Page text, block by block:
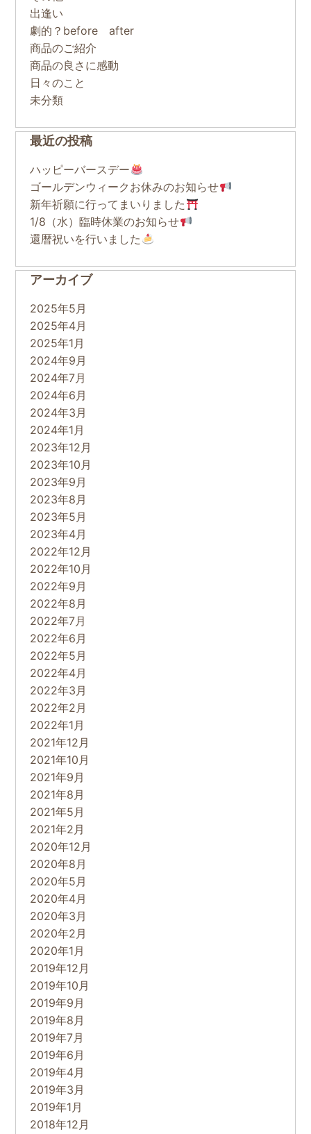
出逢い
劇的？before after
商品のご紹介
商品の良さに感動
日々のこと
未分類
最近の投稿
ハッピーバースデー
ゴールデンウィークお休みのお知らせ
新年祈願に行ってまいりました
1/8（水）臨時休業のお知らせ
還暦祝いを行いました
アーカイブ
2025年5月
2025年4月
2025年1月
2024年9月
2024年7月
2024年6月
2024年3月
2024年1月
2023年12月
2023年10月
2023年9月
2023年8月
2023年5月
2023年4月
2022年12月
2022年10月
2022年9月
2022年8月
2022年7月
2022年6月
2022年5月
2022年4月
2022年3月
2022年2月
2022年1月
2021年12月
2021年10月
2021年9月
2021年8月
2021年5月
2021年2月
2020年12月
2020年8月
2020年5月
2020年4月
2020年3月
2020年2月
2020年1月
2019年12月
2019年10月
2019年9月
2019年8月
2019年7月
2019年6月
2019年4月
2019年3月
2019年1月
2018年12月